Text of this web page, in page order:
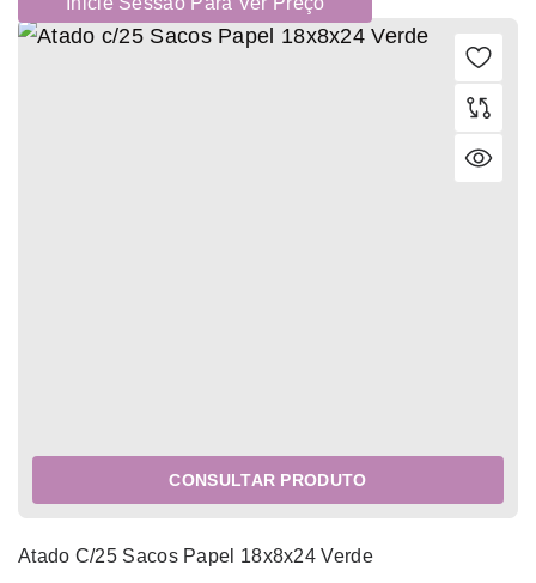
CONSULTAR PRODUTO
Atado C/25 Sacos Papel 18x8x24 Verde